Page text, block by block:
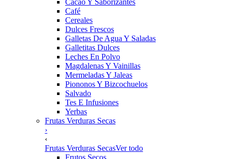
Cacao Y Saborizantes
Café
Cereales
Dulces Frescos
Galletas De Agua Y Saladas
Galletitas Dulces
Leches En Polvo
Magdalenas Y Vainillas
Mermeladas Y Jaleas
Piononos Y Bizcochuelos
Salvado
Tes E Infusiones
Yerbas
Frutas Verduras Secas
›
‹
Frutas Verduras SecasVer todo
Frutos Secos